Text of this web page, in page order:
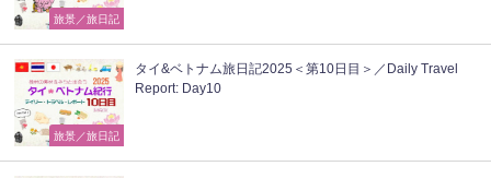
旅景／旅日記
旅景／旅日記
タイ&ベトナム旅日記2025＜第10日目＞／Daily Travel
Report: Day10